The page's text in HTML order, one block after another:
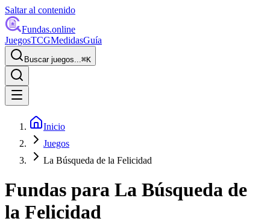
Saltar al contenido
Fundas.online
JuegosTCGMedidasGuía
Buscar juegos...⌘K
Inicio
Juegos
La Búsqueda de la Felicidad
Fundas para La Búsqueda de
la Felicidad